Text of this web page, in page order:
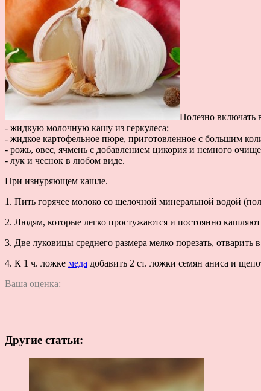
Полезно включать
- жидкую молочную кашу из геркулеса;
- жидкое картофельное пюре, приготовленное с большим
- рожь, овес, ячмень с добавлением цикория и немного
- лук и чеснок в любом виде.
При изнуряющем кашле.
1. Пить горячее молоко со щелочной минеральной водой
2. Людям, которые легко простужаются и постоянно
3. Две луковицы среднего размера мелко порезать,
4. К 1 ч. ложке меда добавить 2 ст. ложки семян аниса и
Ваша оценка:
Другие статьи: